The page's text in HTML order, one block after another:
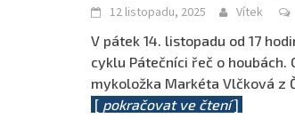
12 listopadu, 2025 Vítek
V pátek 14. listopadu od 17
cyklu Pátečníci řeč o houbách.
mykoložka Markéta Vlčková z
[ pokračovat ve čtení]